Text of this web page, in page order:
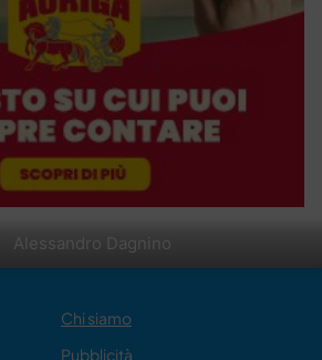
Alessandro Dagnino
Chi siamo
Pubblicità